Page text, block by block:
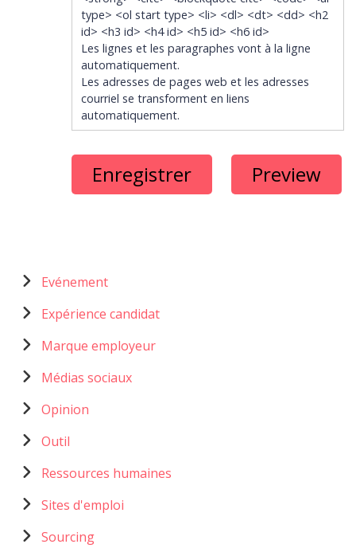
type> <ol start type> <li> <dl> <dt> <dd> <h2
id> <h3 id> <h4 id> <h5 id> <h6 id>
Les lignes et les paragraphes vont à la ligne
automatiquement.
Les adresses de pages web et les adresses
courriel se transforment en liens
automatiquement.
Menu
catégories
Evénement
Expérience candidat
Marque employeur
Médias sociaux
Opinion
Outil
Ressources humaines
Sites d'emploi
Sourcing